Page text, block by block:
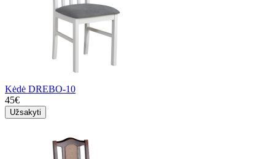
Kėdė DREBO-10
45€
Užsakyti